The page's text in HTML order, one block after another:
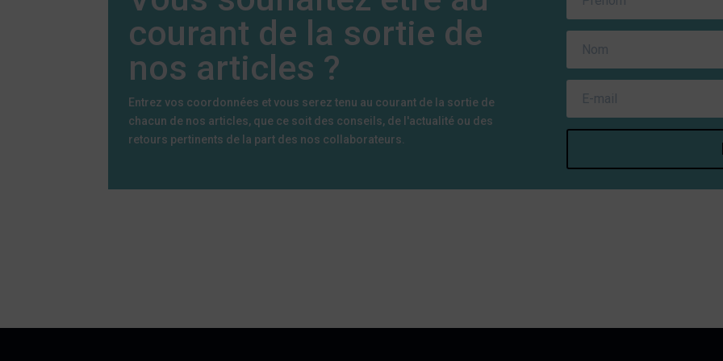
courant de la sortie de
nos articles ?
Entrez vos coordonnées et vous serez tenu au courant de la sortie de
chacun de nos articles, que ce soit des conseils, de l'actualité ou des
retours pertinents de la part des nos collaborateurs.